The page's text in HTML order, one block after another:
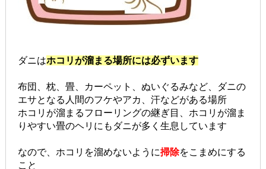
ダニはホコリが溜まる場所には必ずいます
布団、枕、畳、カーペット、ぬいぐるみなど、ダニの
エサとなる人間のフケやアカ、汗などがある場所
ホコリが溜まるフローリングの継ぎ目、ホコリが溜ま
りやすい畳のヘリにもダニが多く生息しています
なので、ホコリを溜めないように掃除をこまめにする
こと